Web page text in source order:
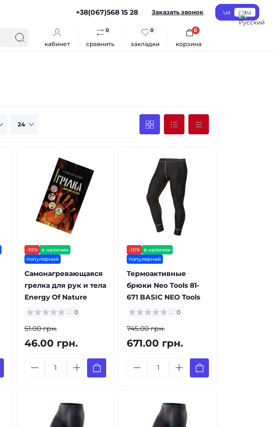
+38(067)568 15 28 Заказать звонок ua ru
кабинет сравнить
0
закладки
0
корзина
0
-10%
в наличии
популярний
Самонагревающаяся
грелка для рук и тела
Energy Of Nature
0
51.00 грн.
46.00 грн.
-10%
в наличии
популярний
Термоактивные
брюки Neo Tools 81-
671 BASIC NEO Tools
0
745.00 грн.
671.00 грн.